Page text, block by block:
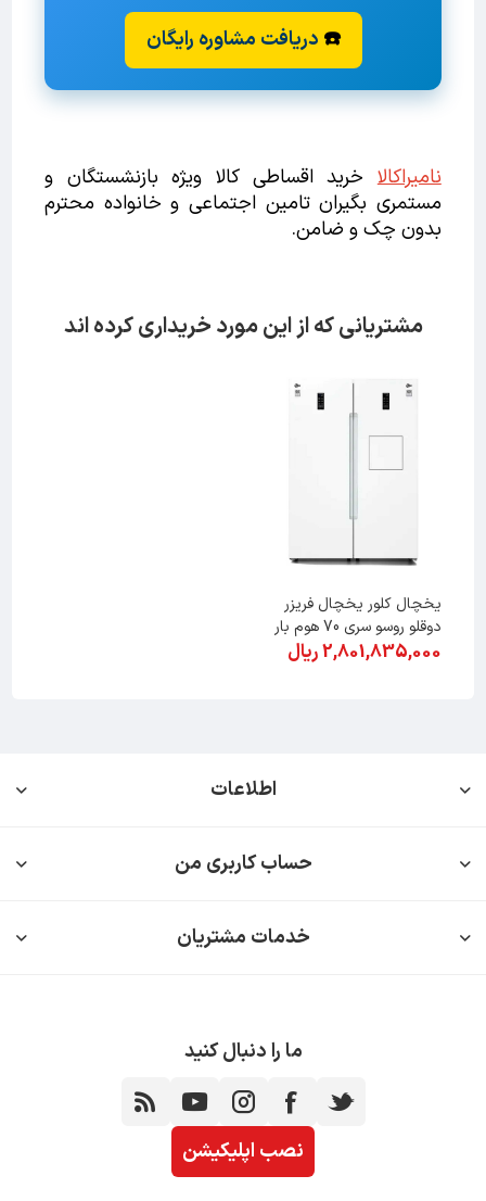
☎️دریافت مشاوره رایگان
نامیراکالاخرید اقساطی کالا ویژه بازنشستگان و
مستمری بگیران تامین اجتماعی و خانواده محترم
بدون چک و ضامن.
مشتریانی که از این مورد خریداری کرده اند
یخچال کلور یخچال فریزر
دوقلو روسو سری 70 هوم بار
2,801,835,000 ریال
اطلاعات
حساب کاربری من
خدمات مشتریان
ما را دنبال کنید
نصب اپلیکیشن